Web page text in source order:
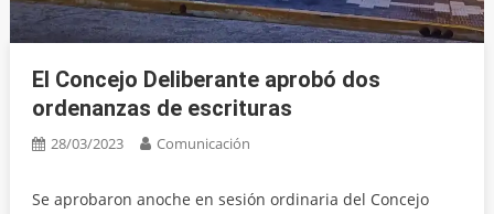
El Concejo Deliberante aprobó dos
ordenanzas de escrituras
28/03/2023 Comunicación
Se aprobaron anoche en sesión ordinaria del Concejo